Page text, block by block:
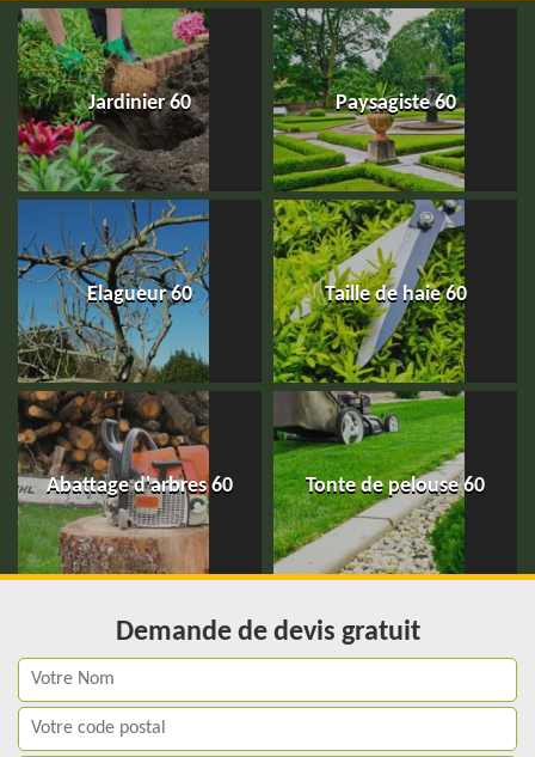
Jardinier 60 Paysagiste 60
Elagueur 60 Taille de haie 60
Abattage d'arbres 60 Tonte de pelouse 60
Demande de devis gratuit